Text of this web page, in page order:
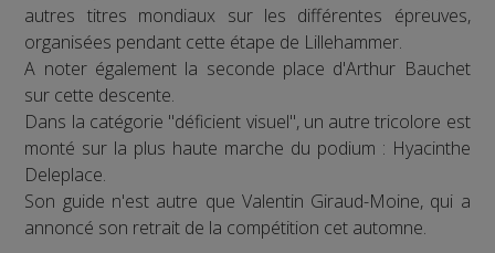
autres titres mondiaux sur les différentes épreuves,
organisées pendant cette étape de Lillehammer.
A noter également la seconde place d'Arthur Bauchet
sur cette descente.
Dans la catégorie "déficient visuel", un autre tricolore est
monté sur la plus haute marche du podium : Hyacinthe
Deleplace.
Son guide n'est autre que Valentin Giraud-Moine, qui a
annoncé son retrait de la compétition cet automne.